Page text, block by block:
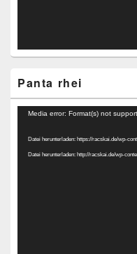
Panta rhei
Video-
Media error: Format(s) not
Datei herunterladen: https://racskai.de/wp-
Datei herunterladen: http://racskai.de/wp-